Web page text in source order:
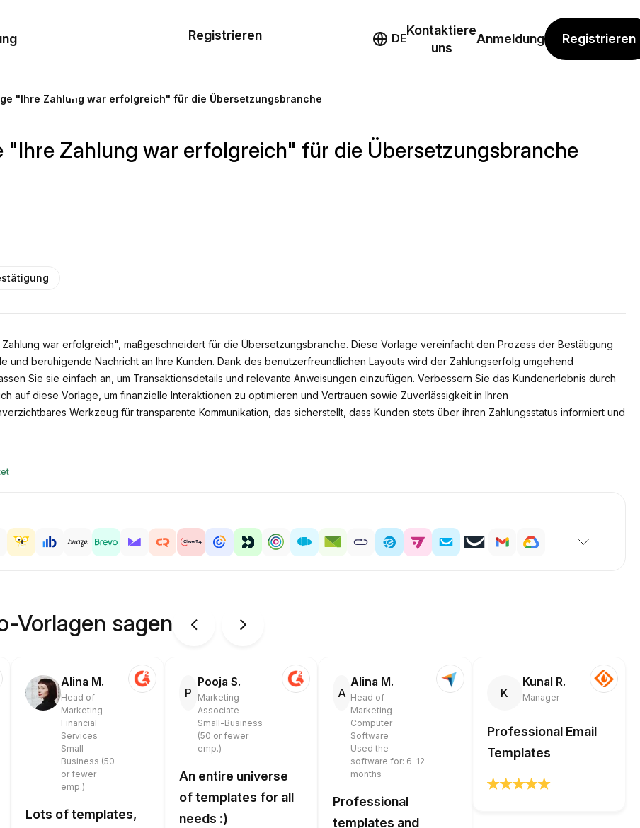
Registrieren DE
Kontaktiere
uns
Anmeldung Registrieren
"Ihre Zahlung war erfolgreich" für die Übersetzungsbranche
Zahlung war erfolgreich" für die Übersetzungsbranche
war erfolgreich", maßgeschneidert für die Übersetzungsbranche. Diese Vorlage vereinfacht den Prozess der Bestätigung
beruhigende Nachricht an Ihre Kunden. Dank des benutzerfreundlichen Layouts wird der Zahlungserfolg umgehend
Sie sie einfach an, um Transaktionsdetails und relevante Anweisungen einzufügen. Verbessern Sie das Kundenerlebnis durch
auf diese Vorlage, um finanzielle Interaktionen zu optimieren und Vertrauen sowie Zuverlässigkeit in Ihren
Werkzeug für transparente Kommunikation, das sicherstellt, dass Kunden stets über ihren Zahlungsstatus informiert und
Vorlagen sagen
Alina M.
Head of
Marketing
Financial
Services
Small-
Business (50
or fewer
emp.)
Lots of templates,
P
Pooja S.
Marketing
Associate
Small-Business
(50 or fewer
emp.)
An entire universe
of templates for all
needs :)
A
Alina M.
Head of
Marketing
Computer
Software
Used the
software for: 6-12
months
Professional
templates and
K
Kunal R.
Manager
Professional Email
Templates